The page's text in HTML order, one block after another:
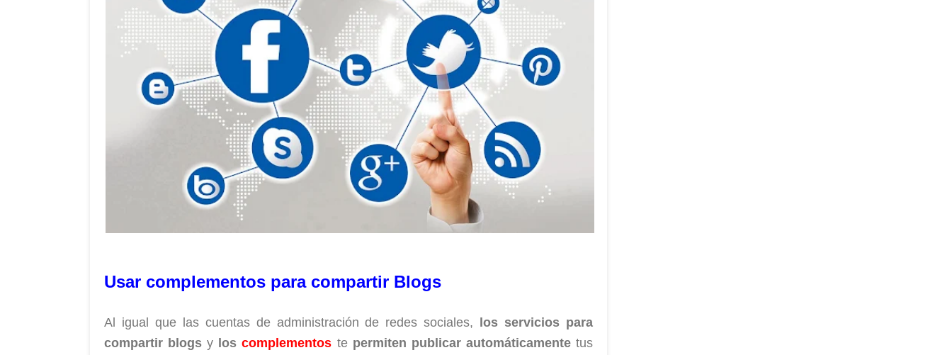
Usar complementos para compartir Blogs
Al igual que las cuentas de administración de redes sociales, los servicios para
compartir blogs y loscomplementos te permiten publicar automáticamentetus